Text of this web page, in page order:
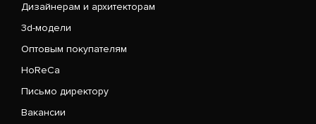
Дизайнерам и архитекторам
3d-модели
Оптовым покупателям
HoReCa
Письмо директору
Вакансии